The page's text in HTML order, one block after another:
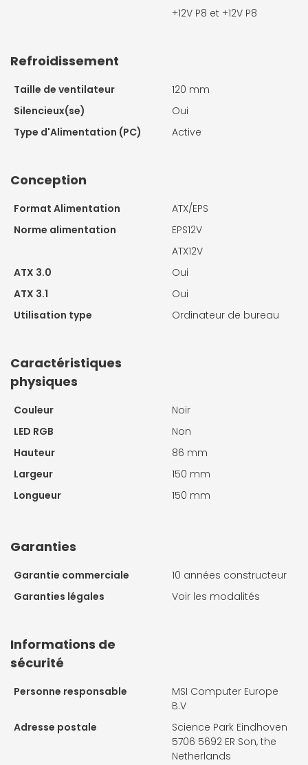
+12V P8 et +12V P8
Refroidissement
Taille de ventilateur
120 mm
Silencieux(se)
Oui
Type d'Alimentation (PC)
Active
Conception
Format Alimentation
ATX/EPS
Norme alimentation
EPS12V
ATX12V
ATX 3.0
Oui
ATX 3.1
Oui
Utilisation type
Ordinateur de bureau
Caractéristiques
physiques
Couleur
Noir
LED RGB
Non
Hauteur
86 mm
Largeur
150 mm
Longueur
150 mm
Garanties
Garantie commerciale
10 années constructeur
Garanties légales
Voir les modalités
Informations de
sécurité
Personne responsable
MSI Computer Europe
B.V
Adresse postale
Science Park Eindhoven
5706 5692 ER Son, the
Netherlands